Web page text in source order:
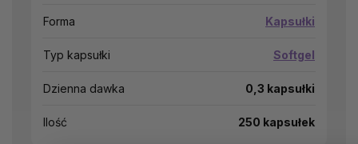
Forma Kapsułki
Typ kapsułki Softgel
Dzienna dawka 0,3 kapsułki
Ilość 250 kapsułek